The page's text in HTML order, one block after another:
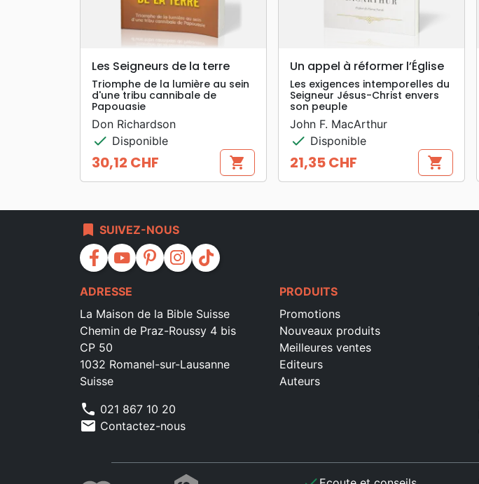
search APERÇU RAPIDE
Les Seigneurs de la terre
Triomphe de la lumière au sein
d'une tribu cannibale de
Papouasie
Don Richardson
check Disponible
Prix
30,12 CHF shopping_cart
APERÇU RAPIDE
Un appel à réformer l’Église
Les exigences intemporelles du
Seigneur Jésus-Christ envers
son peuple
John F. MacArthur
check Disponible
Prix
21,35 CHF shopping_cart
bookmark SUIVEZ-NOUS
facebook youtube pinterest instagram tiktok
ADRESSE
La Maison de la Bible Suisse
Chemin de Praz-Roussy 4 bis
CP 50
1032 Romanel-sur-Lausanne
Suisse
phone 021 867 10 20
mail Contactez-nous
PRODUITS
Promotions
Nouveaux produits
Meilleures ventes
Editeurs
Auteurs